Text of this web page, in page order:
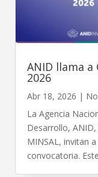
ANID llama a
2026
Abr 18, 2026 |
La Agencia
Desarrollo,
MINSAL, invitan
convocatoria.